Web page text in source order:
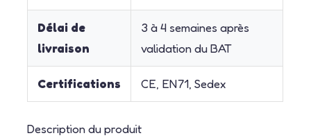
Délai de
livraison
3 à 4 semaines après
validation du BAT
Certifications CE, EN71, Sedex
Description du produit